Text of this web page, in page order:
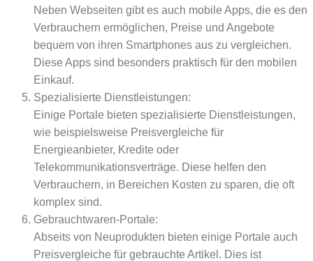
Neben Webseiten gibt es auch mobile Apps, die es den
Verbrauchern ermöglichen, Preise und Angebote
bequem von ihren Smartphones aus zu vergleichen.
Diese Apps sind besonders praktisch für den mobilen
Einkauf.
Spezialisierte Dienstleistungen:
Einige Portale bieten spezialisierte Dienstleistungen,
wie beispielsweise Preisvergleiche für
Energieanbieter, Kredite oder
Telekommunikationsverträge. Diese helfen den
Verbrauchern, in Bereichen Kosten zu sparen, die oft
komplex sind.
Gebrauchtwaren-Portale:
Abseits von Neuprodukten bieten einige Portale auch
Preisvergleiche für gebrauchte Artikel. Dies ist